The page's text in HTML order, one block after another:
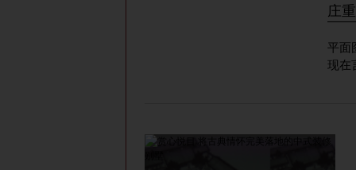
庄
平面图 走廊 走廊 走廊 关于&ldquo;礼
现在